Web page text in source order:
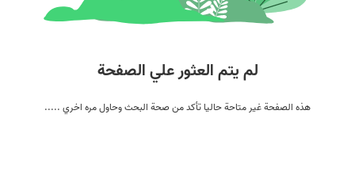
لم يتم العثور علي الصفحة
هذه الصفحة غير متاحة حاليا تأكد من صحة البحث وحاول مره اخري .....